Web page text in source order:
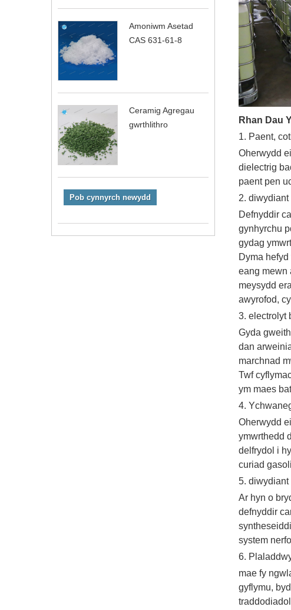
Amoniwm Asetad
CAS 631-61-8
Ceramig Agregau
gwrthlithro
Pob cynnyrch newydd
Rhan Dau
1. Paent,
Oherwydd
dielectrig
paent pen
2.
Defnyddir
gynhyrchu
gydag
Dyma
eang mewn
meysydd
awyrofod,
3. electrolyt
Gyda
dan
marchnad
Twf
ym maes
4.
Oherwydd
ymwrthedd
delfrydol i
curiad
5. diwydiant
Ar hyn o
defnyddir
system
6.
mae fy
gyflymu,